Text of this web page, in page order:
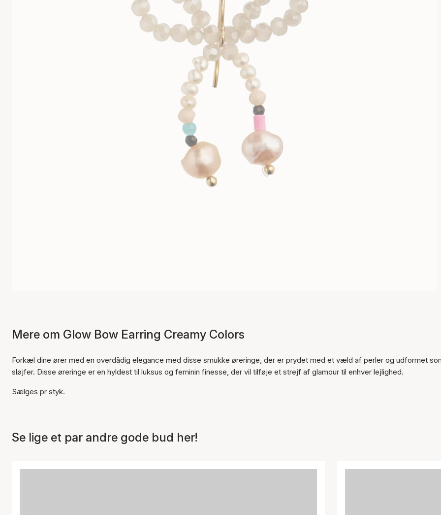
Mere om Glow Bow Earring Creamy Colors
Forkæl dine ører med en overdådig elegance med disse smukke øreringe, der er prydet med et væld af perler og udformet
sløjfer. Disse øreringe er en hyldest til luksus og feminin finesse, der vil tilføje et strejf af glamour til enhver lejlighed.
Sælges pr styk.
Se lige et par andre gode bud her!